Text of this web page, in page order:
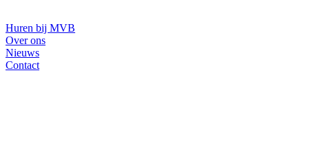
Huren bij MVB
Over ons
Nieuws
Contact